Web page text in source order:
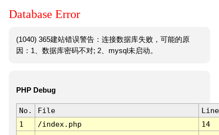
Database Error
(1040) 365建站错误警告：连接数据库失败，可能的原
因：1、数据库密码不对; 2、mysql未启动。
PHP Debug
No. File
Line
1
/index.php 14